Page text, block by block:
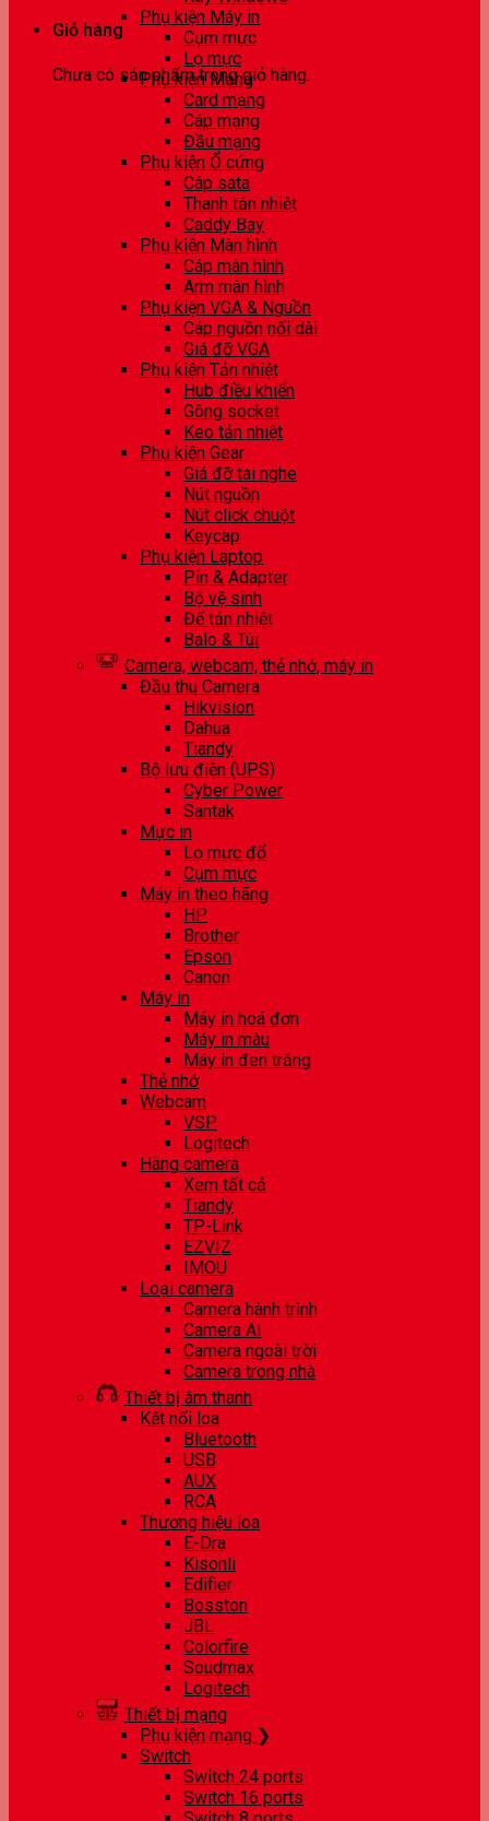
Giỏ hàng
Chưa có sản phẩm trong giỏ hàng.
Phụ kiện Máy in
Cụm mực
Lọ mực
Phụ kiện Mạng
Card mạng
Cáp mạng
Đầu mạng
Phụ kiện Ổ cứng
Cáp sata
Thanh tản nhiệt
Caddy Bay
Phụ kiện Màn hình
Cáp màn hình
Arm màn hình
Phụ kiện VGA & Nguồn
Cáp nguồn nối dài
Giá đỡ VGA
Phụ kiện Tản nhiệt
Hub điều khiển
Gông socket
Keo tản nhiệt
Phụ kiện Gear
Giá đỡ tai nghe
Nút nguồn
Nút click chuột
Keycap
Phụ kiện Laptop
Pin & Adapter
Bộ vệ sinh
Đế tản nhiệt
Balo & Túi
Camera, webcam, thẻ nhớ, máy in
Đầu thu Camera
Hikvision
Dahua
Tiandy
Bộ lưu điện (UPS)
Cyber Power
Santak
Mực in
Lọ mực đổ
Cụm mực
Máy in theo hãng
HP
Brother
Epson
Canon
Máy in
Máy in hoá đơn
Máy in màu
Máy in đen trắng
Thẻ nhớ
Webcam
VSP
Logitech
Hãng camera
Xem tất cả
Tiandy
TP-Link
EZVIZ
IMOU
Loại camera
Camera hành trình
Camera AI
Camera ngoài trời
Camera trong nhà
Thiết bị âm thanh
Kết nối loa
Bluetooth
USB
AUX
RCA
Thương hiệu loa
E-Dra
Kisonli
Edifier
Bosston
JBL
Colorfire
Soudmax
Logitech
Thiết bị mạng
Phụ kiện mạng ❯
Switch
Switch 24 ports
Switch 16 ports